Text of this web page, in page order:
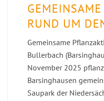
RUND UM
Gemeinsame
Bullerbach
November 2025
Barsinghausen
Saupark der